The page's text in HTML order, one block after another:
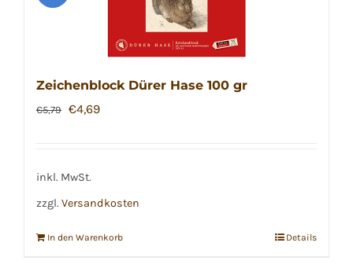
Zeichenblock Dürer Hase 100 gr
€5,79 Ursprünglicher
€5,79
€4,69Aktueller
inkl. MwSt.
zzgl. Versandkosten
In den Warenkorb Details